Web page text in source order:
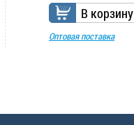
В корзину
Оптовая поставка